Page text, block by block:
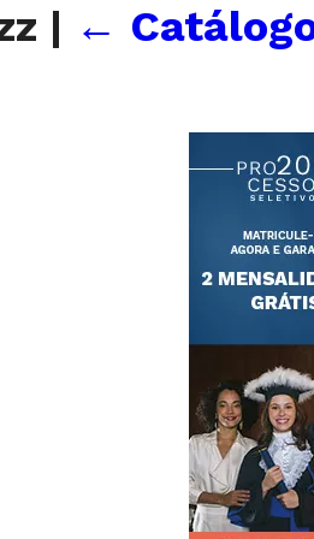
| ←